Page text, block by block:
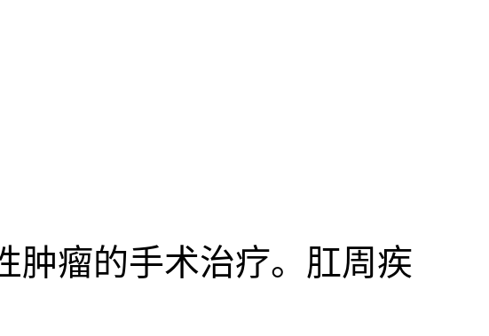
肿瘤的手术治疗。肛周疾